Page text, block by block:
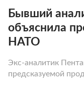
Бывший
объяснила
НАТО
Экс-аналитик
предсказуемой